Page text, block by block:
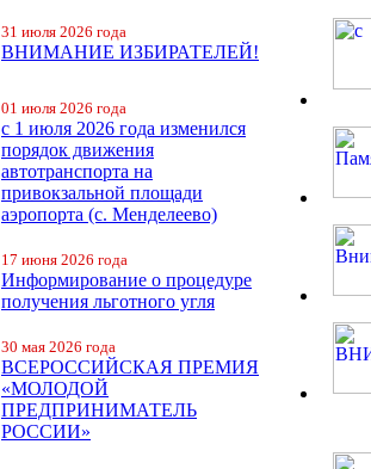
31 июля 2026 года
ВНИМАНИЕ ИЗБИРАТЕЛЕЙ!
01 июля 2026 года
с 1 июля 2026 года изменился
порядок движения
автотранспорта на
привокзальной площади
аэропорта (с. Менделеево)
17 июня 2026 года
Информирование о процедуре
получения льготного угля
30 мая 2026 года
ВСЕРОССИЙСКАЯ ПРЕМИЯ
«МОЛОДОЙ
ПРЕДПРИНИМАТЕЛЬ
РОССИИ»